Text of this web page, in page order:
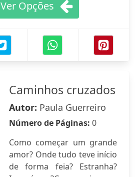
Ver Opções
Caminhos cruzados
Autor: Paula Guerreiro
Número de Páginas: 0
Como começar um grande
amor? Onde tudo teve início
de forma feia? Estranha?